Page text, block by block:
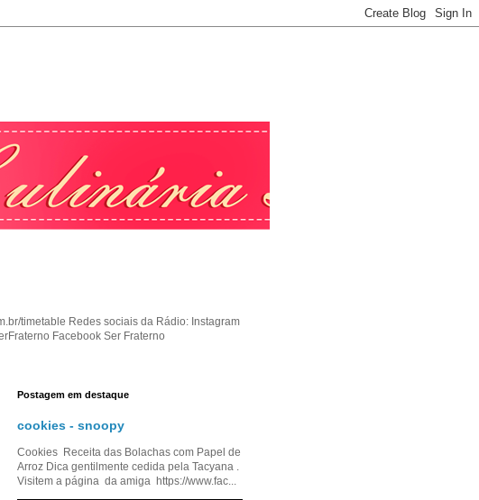
timetable Redes sociais da Rádio: Instagram
Facebook Ser Fraterno
Postagem em destaque
cookies - snoopy
Cookies Receita das Bolachas com Papel de
Arroz Dica gentilmente cedida pela Tacyana .
Visitem a página da amiga https://www.fac...